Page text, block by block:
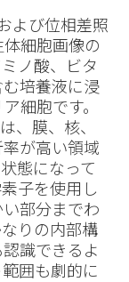
よび位相差照
細胞画像の
ノ酸、ビタ
培養液に浸
細胞です。
、膜、核、
が高い領域
態になって
子を使用し
部分までわ
りの内部構
識できるよ
囲も劇的に